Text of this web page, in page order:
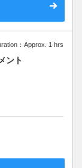
：Approx. 1 hrs
ント